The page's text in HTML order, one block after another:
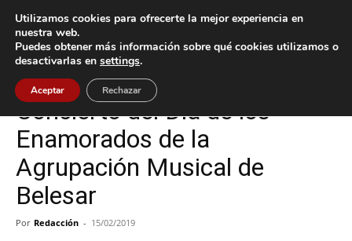
Inicio Baiona
Baiona Cultura / Ocio
Concierto del Día de los
Enamorados de la
Agrupación Musical de
Belesar
Por Redacción - 15/02/2019
Utilizamos cookies para ofrecerte la mejor experiencia en
nuestra web.
Puedes obtener más información sobre qué cookies utilizamos o
desactivarlas en settings.
Aceptar Rechazar